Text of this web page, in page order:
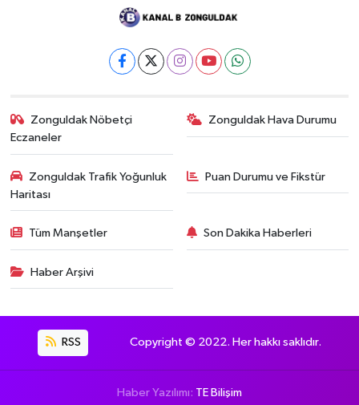
Zonguldak Nöbetçi
Eczaneler
Zonguldak Hava Durumu
Zonguldak Trafik Yoğunluk
Haritası
Puan Durumu ve Fikstür
Tüm Manşetler Son Dakika Haberleri
Haber Arşivi
RSS Copyright © 2022. Her hakkı saklıdır.
Haber Yazılımı: TE Bilişim